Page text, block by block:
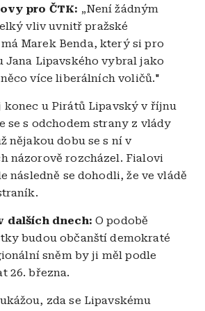
pro ČTK: „Není žádným
vliv uvnitř pražské
Marek Benda, který si pro
Jana Lipavského vybral jako
více liberálních voličů."
konec u Pirátů Lipavský v říjnu
se s odchodem strany z vlády
nějakou dobu se s ní v
názorově rozcházel. Fialovi
následně se dohodli, že ve vládě
dalších dnech:O podobě
budou občanští demokraté
sněm by ji měl podle
26. března.
zda se Lipavskému